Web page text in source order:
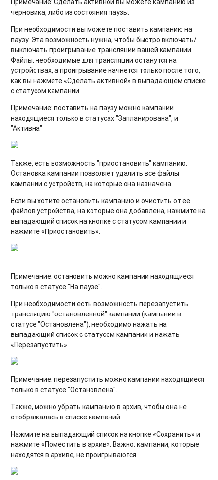
Примечание: Сделать активной вы можете кампанию из
черновика, либо из состояния паузы.
При необходимости вы можете поставить кампанию на
паузу. Эта возможность нужна, чтобы быстро включать/
выключать проигрывание трансляции вашей кампании.
Файлы, необходимые для трансляции останутся на
устройствах, а проигрывание начнется только после того,
как вы нажмете «Сделать активной» в выпадающем списке
с статусом кампании
Примечание: поставить на паузу можно кампании
находящиеся только в статусах "Запланирована", и
"Активна"
Также, есть возможность "приостановить" кампанию.
Остановка кампании позволяет удалить все файлы
кампании с устройств, на которые она назначена.
Если вы хотите остановить кампанию и очистить от ее
файлов устройства, на которые она добавлена, нажмите на
выпадающий список на кнопке с статусом кампании и
нажмите «Приостановить»:
Примечание: остановить можно кампании находящиеся
только в статусе "На паузе".
При необходимости есть возможность перезапустить
трансляцию "остановленной" кампании (кампании в
статусе "Остановлена"), необходимо нажать на
выпадающий список с статусом кампании и нажать
«Перезапустить».
Примечание: перезапустить можно кампании находящиеся
только в статусе "Остановлена".
Также, можно убрать кампанию в архив, чтобы она не
отображалась в списке кампаний.
Нажмите на выпадающий список на кнопке «Сохранить» и
нажмите «Поместить в архив». Важно: кампании, которые
находятся в архиве, не проигрываются.